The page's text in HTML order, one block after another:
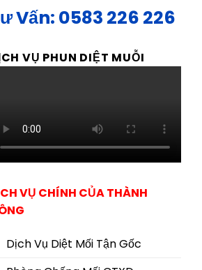
Vấn: 0583 226 226
VỤ PHUN DIỆT MUỖI
VỤ CHÍNH CỦA THÀNH
Dịch Vụ Diệt Mối Tận Gốc